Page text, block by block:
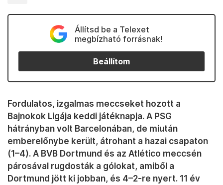
Állítsd be a Telexet
megbízható forrásnak!
Beállítom
Fordulatos, izgalmas meccseket hozott a
Bajnokok Ligája keddi játéknapja. A PSG
hátrányban volt Barcelonában, de miután
emberelőnybe került, átrohant a hazai csapaton
(1–4). A BVB Dortmund és az Atlético meccsén
párosával rugdosták a gólokat, amiből a
Dortmund jött ki jobban, és 4–2-re nyert. 11 év